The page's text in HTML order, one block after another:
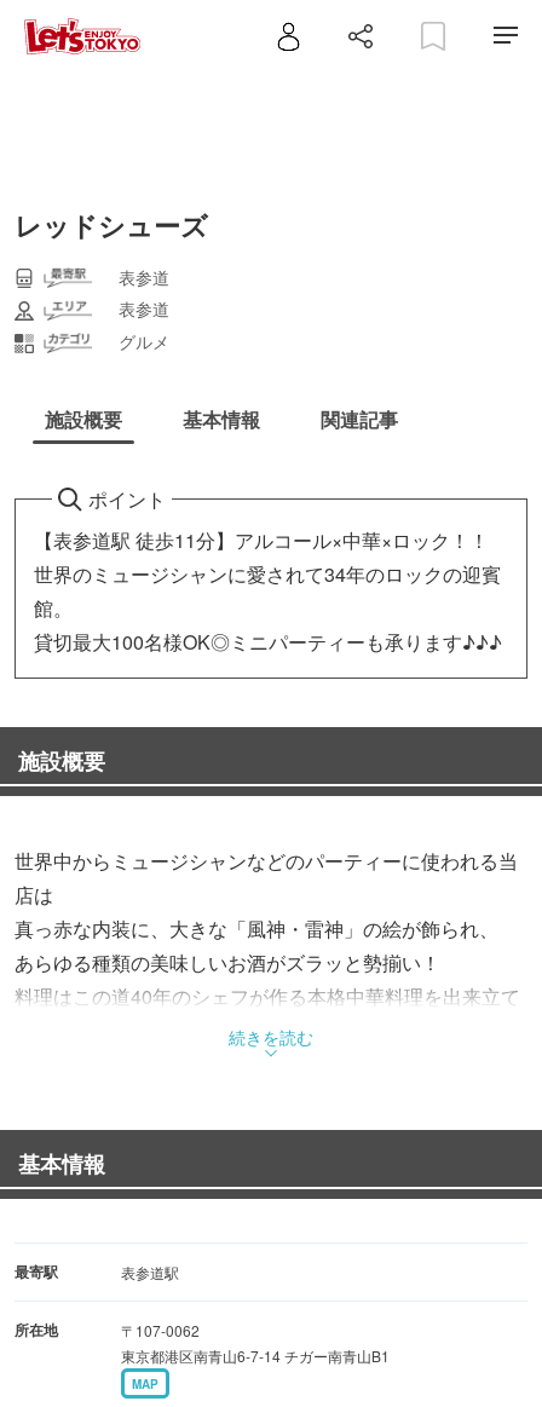
レッドシューズ
表参道
表参道
グルメ
施設概要 基本情報 関連記事
ポイント
【表参道駅 徒歩11分】アルコール×中華×ロック！！
世界のミュージシャンに愛されて34年のロックの迎賓
館。
貸切最大100名様OK◎ミニパーティーも承ります♪♪♪
施設概要
世界中からミュージシャンなどのパーティーに使われる当
店は
真っ赤な内装に、大きな「風神・雷神」の絵が飾られ、
あらゆる種類の美味しいお酒がズラッと勢揃い！
料理はこの道40年のシェフが作る本格中華料理を出来立て
しておりますので、
演奏したい！DJしたい！プロジェクター使いたい！など
様々なユーザーへおすすめ！
■FOOD MENU■
海老のチリソース …800円（税込）
桜海老とザーサイの炒飯…650円（税込）
続きを読む
基本情報
最寄駅 表参道駅
所在地
〒107-0062
東京都港区南青山6-7-14 チガー南青山B1
MAP